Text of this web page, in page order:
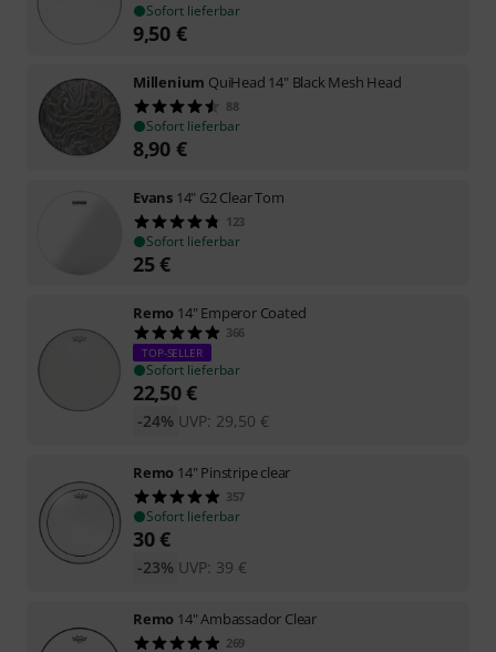
Sofort lieferbar
9,50 €
Millenium QuiHead 14" Black Mesh Head
88
Sofort lieferbar
8,90 €
Evans 14" G2 Clear Tom
123
Sofort lieferbar
25€
Remo 14" Emperor Coated
366
TOP-SELLER
Sofort lieferbar
22,50€
UVP: 29,50 €
-24%
Remo 14" Pinstripe clear
357
Sofort lieferbar
30€
UVP: 39 €
-23%
Remo 14" Ambassador Clear
269